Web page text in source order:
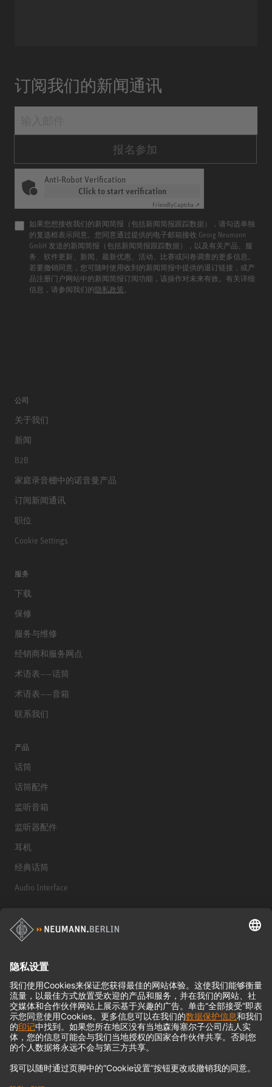
订阅我们的新闻通讯
报名参加
Anti-Robot Verification
Click to start verification
FriendlyCaptcha ⇗
如果您想接收我们的新闻简报（包括新闻简报跟踪数据），请勾选单独
的复选框表示同意。您同意通过提供的电子邮箱接收 Georg Neumann
GmbH 发送的新闻简报（包括新闻简报跟踪数据），以及有关产品、服
务、软件更新、新闻、最新优惠、活动、比赛或问卷调查的更多信息。
若要撤销同意，您可随时使用收到的新闻简报中提供的退订链接，或产
品注册门户网站中的新闻简报订阅功能，该操作对未来有效。有关详细
信息，请参阅我们的 隐私政策。
公司
关于我们
新闻
B2B
家庭录音棚中的诺音曼产品
订阅新闻通讯
职位
Cookie Settings
服务
下载
保修
服务与维修
经销商和服务网点
术语表——话筒
术语表——音箱
联系我们
产品
话筒
话筒配件
监听音箱
监听器配件
耳机
经典话筒
Audio Interface
© 2018 - 2026Georg Neumann GmbH